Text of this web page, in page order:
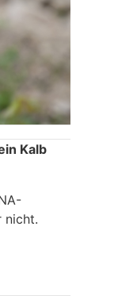
Kalb
nicht.